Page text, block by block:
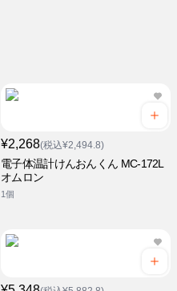
¥2,268(税込¥2,494.8)
電子体温計けんおんくん MC-172L
オムロン
1個